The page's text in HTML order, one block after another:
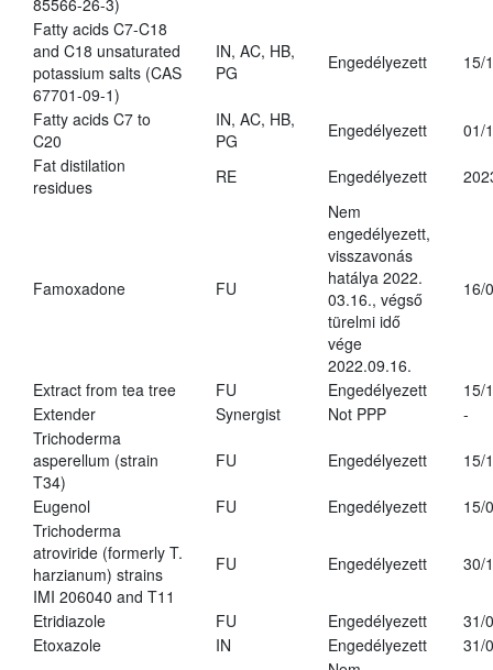
85566-26-3)
Fatty acids C7-C18
and C18 unsaturated
potassium salts (CAS
67701-09-1)
IN, AC, HB,
PG
Engedélyezett 15/
Fatty acids C7 to
C20
IN, AC, HB,
PG
Engedélyezett
01/
Fat distilation
residues
RE Engedélyezett
Famoxadone FU
Nem
engedélyezett,
visszavonás
hatálya 2022.
03.16., végső
türelmi idő
vége
2022.09.16.
16/
Extract from tea tree FU Engedélyezett
15/
Extender
Synergist Not PPP
-
Trichoderma
asperellum (strain
T34)
FU Engedélyezett 15/
Eugenol FU Engedélyezett
15/
Trichoderma
atroviride (formerly T.
harzianum) strains
IMI 206040 and T11
FU Engedélyezett 30/
Etridiazole FU Engedélyezett
31/
Etoxazole
IN Engedélyezett
31/